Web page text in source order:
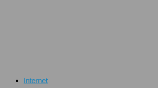
Internet